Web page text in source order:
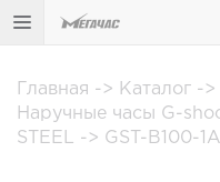
Главная -> Каталог ->
Наручные часы G-
STEEL -> GST-B100-1A